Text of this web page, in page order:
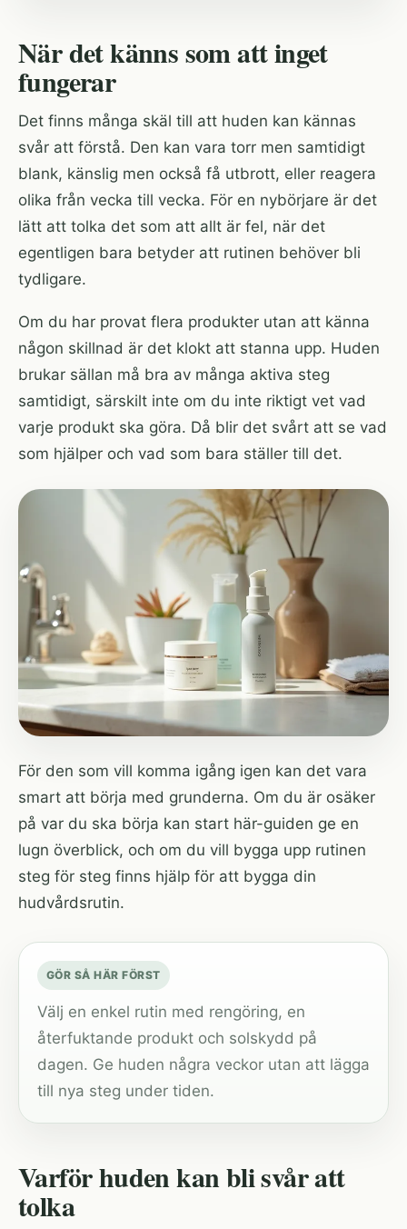
När det känns som att inget
fungerar
Det finns många skäl till att huden kan kännas
svår att förstå. Den kan vara torr men samtidigt
blank, känslig men också få utbrott, eller reagera
olika från vecka till vecka. För en nybörjare är det
lätt att tolka det som att allt är fel, när det
egentligen bara betyder att rutinen behöver bli
tydligare.
Om du har provat flera produkter utan att känna
någon skillnad är det klokt att stanna upp. Huden
brukar sällan må bra av många aktiva steg
samtidigt, särskilt inte om du inte riktigt vet vad
varje produkt ska göra. Då blir det svårt att se vad
som hjälper och vad som bara ställer till det.
För den som vill komma igång igen kan det vara
smart att börja med grunderna. Om du är osäker
på var du ska börja kan start här-guiden ge en
lugn överblick, och om du vill bygga upp rutinen
steg för steg finns hjälp för att bygga din
hudvårdsrutin.
GÖR SÅ HÄR FÖRST
Välj en enkel rutin med rengöring, en
återfuktande produkt och solskydd på
dagen. Ge huden några veckor utan att lägga
till nya steg under tiden.
Varför huden kan bli svår att
tolka